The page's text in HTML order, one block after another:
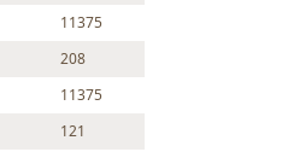
11375
208
11375
121